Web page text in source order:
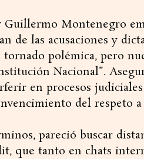
Guillermo Montenegro
de las acusaciones y
tornado polémica, pero
Nacional”.
en procesos
del respeto
pareció buscar
que tanto en chats